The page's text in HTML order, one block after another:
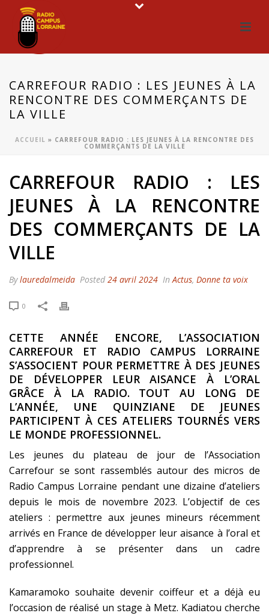
CARREFOUR RADIO : LES JEUNES À LA
RENCONTRE DES COMMERÇANTS DE
LA VILLE
ACCUEIL » CARREFOUR RADIO : LES JEUNES À LA RENCONTRE DES
COMMERÇANTS DE LA VILLE
CARREFOUR RADIO : LES
JEUNES À LA RENCONTRE
DES COMMERÇANTS DE LA
VILLE
Bylauredalmeida Posted 24 avril 2024 InActus, Donne ta voix
0
CETTE ANNÉE ENCORE, L’ASSOCIATION
CARREFOUR ET RADIO CAMPUS LORRAINE
S’ASSOCIENT POUR PERMETTRE À DES JEUNES
DE DÉVELOPPER LEUR AISANCE À L’ORAL
GRÂCE À LA RADIO. TOUT AU LONG DE
L’ANNÉE, UNE QUINZIANE DE JEUNES
PARTICIPENT À CES ATELIERS TOURNÉS VERS
LE MONDE PROFESSIONNEL.
Les jeunes du plateau de jour de l’Association
Carrefour se sont rassemblés autour des micros de
Radio Campus Lorraine pendant une dizaine d’ateliers
depuis le mois de novembre 2023. L’objectif de ces
ateliers : permettre aux jeunes mineurs récemment
arrivés en France de développer leur aisance à l’oral et
d’apprendre à se présenter dans un cadre
professionnel.
Kamaramoko souhaite devenir coiffeur et a déjà eu
l’occasion de réalisé un stage à Metz. Kadiatou cherche